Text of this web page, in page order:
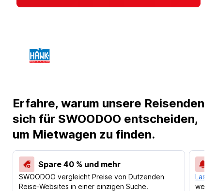
Erfahre, warum unsere Reisenden
sich für SWOODOO entscheiden,
um Mietwagen zu finden.
Spare 40 % und mehr
SWOODOO vergleicht Preise von Dutzenden
Reise-Websites in einer einzigen Suche.
Lass